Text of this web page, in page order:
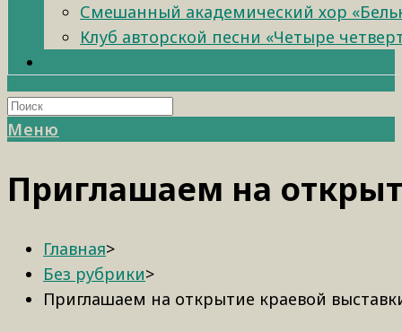
Смешанный академический хор
Клуб авторской песни «Четыре
Меню
Приглашаем на
Главная>
Без рубрики>
Приглашаем на открытие краевой